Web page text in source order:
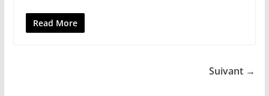
Read More
Suivant →